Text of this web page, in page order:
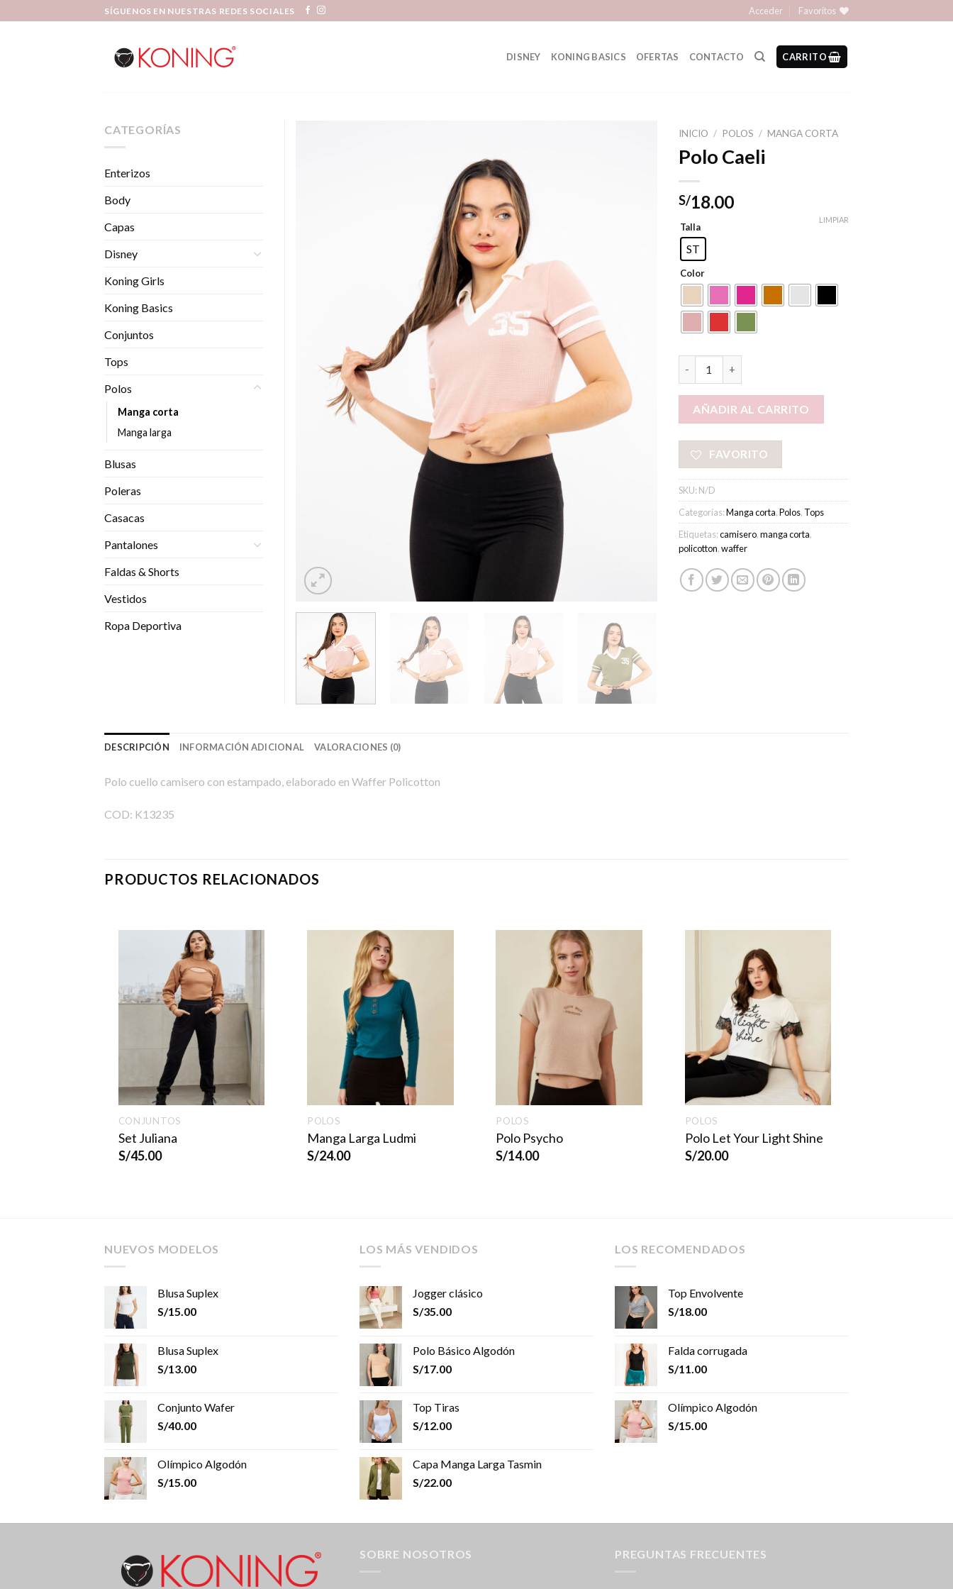
SÍGUENOS EN NUESTRAS REDES SOCIALES Acceder Favoritos
DISNEY KONING BASICS OFERTAS CONTACTO CARRITO
INICIO / POLOS / MANGA CORTA
Polo Caeli
S/18.00
Talla
ST
Color
LIMPIAR
Polo Caeli cantidad
AÑADIR AL CARRITO
FAVORITO
SKU: N/D
Categorías:Manga corta,Polos, Tops
Etiquetas:camisero,manga corta,
policotton,waffer
CATEGORÍAS
Enterizos
Body
Capas
Disney
Koning Girls
Koning Basics
Conjuntos
Tops
Polos
Manga corta
Manga larga
Blusas
Poleras
Casacas
Pantalones
Faldas & Shorts
Vestidos
Ropa Deportiva
DESCRIPCIÓN INFORMACIÓN ADICIONAL VALORACIONES (0)
Polo cuello camisero con estampado, elaborado en Waffer Policotton
COD: K13235
PRODUCTOS RELACIONADOS
CONJUNTOS
Set Juliana
S/45.00
POLOS
Manga Larga Ludmi
S/24.00
POLOS
Polo Psycho
S/14.00
POLOS
Polo Let Your Light Shine
S/20.00
NUEVOS MODELOS
Blusa Suplex
S/15.00
Blusa Suplex
S/13.00
Conjunto Wafer
S/40.00
Olímpico Algodón
S/15.00
LOS MÁS VENDIDOS
Jogger clásico
S/35.00
Polo Básico Algodón
S/17.00
Top Tiras
S/12.00
Capa Manga Larga Tasmin
S/22.00
LOS RECOMENDADOS
Top Envolvente
S/18.00
Falda corrugada
S/11.00
Olímpico Algodón
S/15.00
SOBRE NOSOTROS PREGUNTAS FRECUENTES